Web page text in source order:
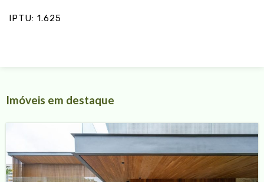
IPTU: 1.625
Imóveis em destaque